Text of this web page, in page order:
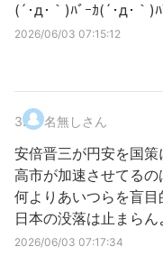
(´･д･｀)ﾊﾞｰｶ(´･д･｀)
2026/06/03 07:15:12
3. 名無しさん
安倍晋三が円安を国
高市が加速させてる
何よりあいつらを盲目
日本の没落は止まらん
2026/06/03 07:17:34